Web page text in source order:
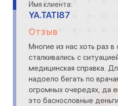
Имя клиента:
YA.TATI87
Отзыв
Многие из нас хоть раз в
сталкивались с
медицинская справка.
надоело бегать по
огромных очередях, да
это баснословные